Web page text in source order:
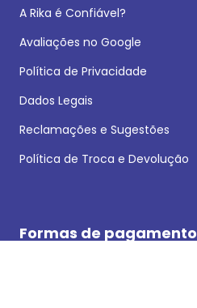
A Rika é Confiável?
Avaliações no Google
Política de Privacidade
Dados Legais
Reclamações e Sugestões
Política de Troca e Devolução
Formas de pagamento